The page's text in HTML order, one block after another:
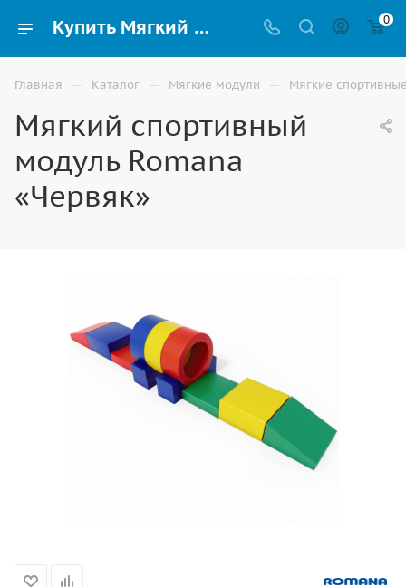
Купить Мягкий спортивный модуль Romana «Червяк» по низким ценам в Волгограде 0
Главная — Каталог — Мягкие модули — Мягкие
Мягкий спортивный
модуль Romana
«Червяк»